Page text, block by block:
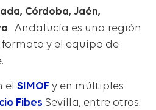
Córdoba, Jaén,
. Andalucía es una región
y el equipo de
el SIMOF y en múltiples
Fibes Sevilla, entre otros.